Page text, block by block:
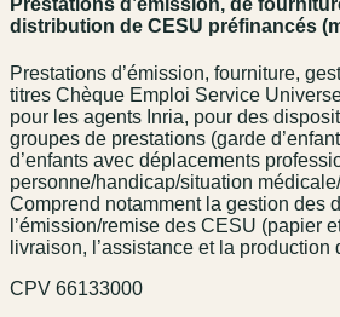
distribution de CESU préfinancés
Prestations d’émission, fourniture,
titres Chèque Emploi Service
pour les agents Inria, pour des
groupes de prestations (garde
d’enfants avec déplacements
personne/handicap/situation
Comprend notamment la gestion des
l’émission/remise des CESU (papier
livraison, l’assistance et la production
CPV 66133000